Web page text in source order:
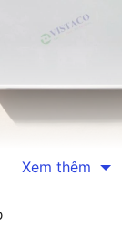
Xem thêm